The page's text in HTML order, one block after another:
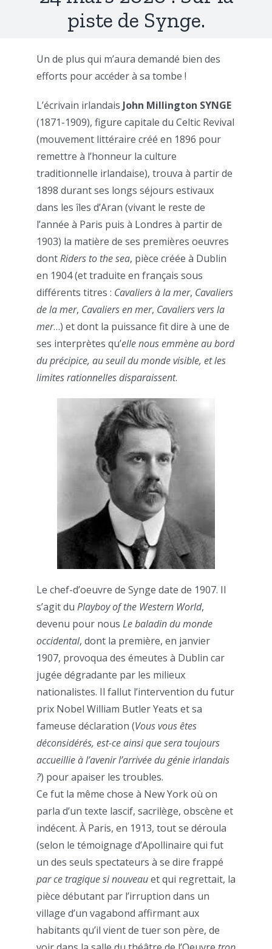
piste de Synge.
Un de plus qui m’aura demandé bien des
efforts pour accéder à sa tombe !
L’écrivain irlandais John Millington SYNGE
(1871-1909), figure capitale du Celtic Revival
(mouvement littéraire créé en 1896 pour
remettre à l’honneur la culture
traditionnelle irlandaise), trouva à partir de
1898 durant ses longs séjours estivaux
dans les îles d’Aran (vivant le reste de
l’année à Paris puis à Londres à partir de
1903) la matière de ses premières oeuvres
dontRiders to the sea, pièce créée à Dublin
en 1904 (et traduite en français sous
différents titres : Cavaliers à la mer, Cavaliers
de la mer, Cavaliers en mer, Cavaliers vers la
mer…) et dont la puissance fit dire à une de
ses interprètes qu’elle nous emmène au bord
du précipice, au seuil du monde visible, et les
limites rationnelles disparaissent.
Le chef-d’oeuvre de Synge date de 1907. Il
s’agit du Playboy of the Western World,
devenu pour nous Le baladin du monde
occidental, dont la première, en janvier
1907, provoqua des émeutes à Dublin car
jugée dégradante par les milieux
nationalistes. Il fallut l’intervention du futur
prix Nobel William Butler Yeats et sa
fameuse déclaration (Vous vous êtes
déconsidérés, est-ce ainsi que sera toujours
accueillie à l’avenir l’arrivée du génie irlandais
?) pour apaiser les troubles.
Ce fut la même chose à New York où on
parla d’un texte lascif, sacrilège, obscène et
indécent. À Paris, en 1913, tout se déroula
(selon le témoignage d’Apollinaire qui fut
un des seuls spectateurs à se dire frappé
par ce tragique si nouveauet qui regrettait, la
pièce débutant par l’irruption dans un
village d’un vagabond affirmant aux
habitants qu’il vient de tuer son père, de